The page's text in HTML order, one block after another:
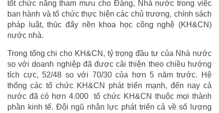
tốt chức năng tham mưu cho Đảng, Nhà nước trong việc
ban hành và tổ chức thực hiện các chủ trương, chính sách
pháp luật, thúc đẩy nền khoa học công nghệ (KH&CN)
nước nhà.
Trong tổng chi cho KH&CN, tỷ trọng đầu tư của Nhà nước
so với doanh nghiệp đã được cải thiện theo chiều hướng
tích cực, 52/48 so với 70/30 của hơn 5 năm trước. Hệ
thống các tổ chức KH&CN phát triển mạnh, đến nay cả
nước đã có hơn 4.000 tổ chức KH&CN thuộc mọi thành
phần kinh tế. Đội ngũ nhân lực phát triển cả về số lượng